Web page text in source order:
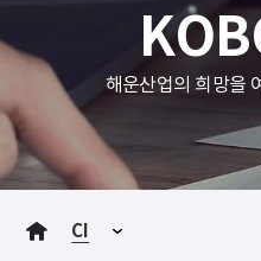
해운산업의 희망을
CI